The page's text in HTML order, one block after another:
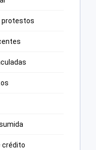
protestos
crédito